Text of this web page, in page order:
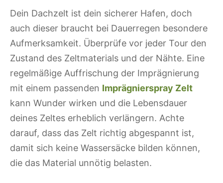
Dein Dachzelt ist dein sicherer Hafen, doch
auch dieser braucht bei Dauerregen besondere
Aufmerksamkeit. Überprüfe vor jeder Tour den
Zustand des Zeltmaterials und der Nähte. Eine
regelmäßige Auffrischung der Imprägnierung
mit einem passenden Imprägnierspray Zelt
kann Wunder wirken und die Lebensdauer
deines Zeltes erheblich verlängern. Achte
darauf, dass das Zelt richtig abgespannt ist,
damit sich keine Wassersäcke bilden können,
die das Material unnötig belasten.